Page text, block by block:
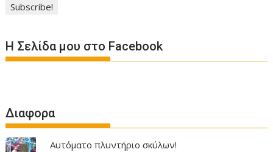
Η Σελίδα μου στο Facebook
Διαφορα
Αυτόματο πλυντήριο σκύλων!